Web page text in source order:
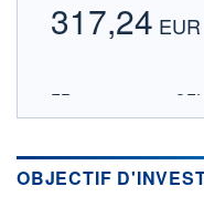
317,24 EUR
FR0011093707 - OFI
OPCVM DERNIER
OBJECTIF